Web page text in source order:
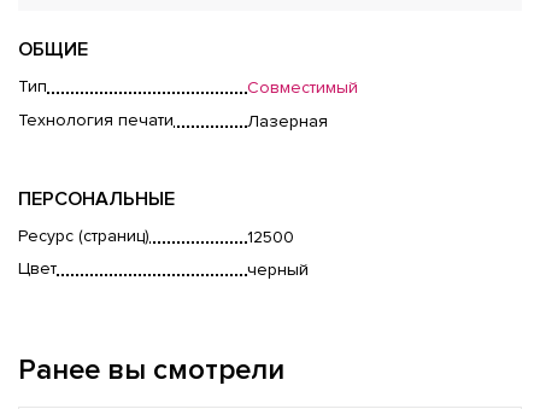
ОБЩИЕ
Тип
Совместимый
Технология печати
Лазерная
ПЕРСОНАЛЬНЫЕ
Ресурс (страниц)
12500
Цвет
черный
Ранее вы смотрели